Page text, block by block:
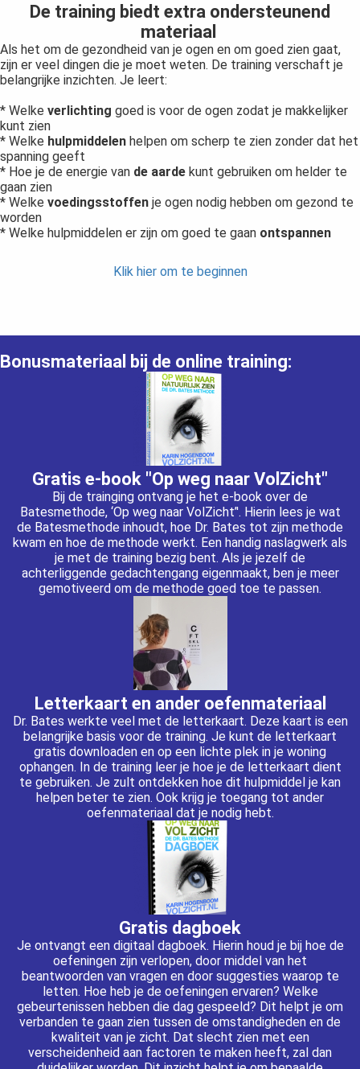
De training biedt extra ondersteunend
materiaal
Als het om de gezondheid van je ogen en om goed zien gaat,
zijn er veel dingen die je moet weten. De training verschaft je
belangrijke inzichten. Je leert:
* Welke verlichting goed is voor de ogen zodat je makkelijker
kunt zien
* Welke hulpmiddelen helpen om scherp te zien zonder dat het
spanning geeft
* Hoe je de energie van de aarde kunt gebruiken om helder te
gaan zien
* Welke voedingsstoffen je ogen nodig hebben om gezond te
worden
* Welke hulpmiddelen er zijn om goed te gaan ontspannen
Klik hier om te beginnen
Bonusmateriaal bij de online training:
Gratis e-book "Op weg naar VolZicht"
Bij de trainging ontvang je het e-book over de
Batesmethode, ‘Op weg naar VolZicht’'. Hierin lees je wat
de Batesmethode inhoudt, hoe Dr. Bates tot zijn methode
kwam en hoe de methode werkt. Een handig naslagwerk als
je met de training bezig bent. Als je jezelf de
achterliggende gedachtengang eigenmaakt, ben je meer
gemotiveerd om de methode goed toe te passen.
Letterkaart en ander oefenmateriaal
Dr. Bates werkte veel met de letterkaart. Deze kaart is een
belangrijke basis voor de training. Je kunt de letterkaart
gratis downloaden en op een lichte plek in je woning
ophangen. In de training leer je hoe je de letterkaart dient
te gebruiken. Je zult ontdekken hoe dit hulpmiddel je kan
helpen beter te zien. Ook krijg je toegang tot ander
oefenmateriaal dat je nodig hebt.
Gratis dagboek
Je ontvangt een digitaal dagboek. Hierin houd je bij hoe de
oefeningen zijn verlopen, door middel van het
beantwoorden van vragen en door suggesties waarop te
letten. Hoe heb je de oefeningen ervaren? Welke
gebeurtenissen hebben die dag gespeeld? Dit helpt je om
verbanden te gaan zien tussen de omstandigheden en de
kwaliteit van je zicht. Dat slecht zien met een
verscheidenheid aan factoren te maken heeft, zal dan